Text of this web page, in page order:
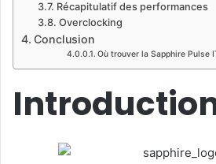
Récapitulatif des performances
Overclocking
Conclusion
Où trouver la Sapphire Pulse